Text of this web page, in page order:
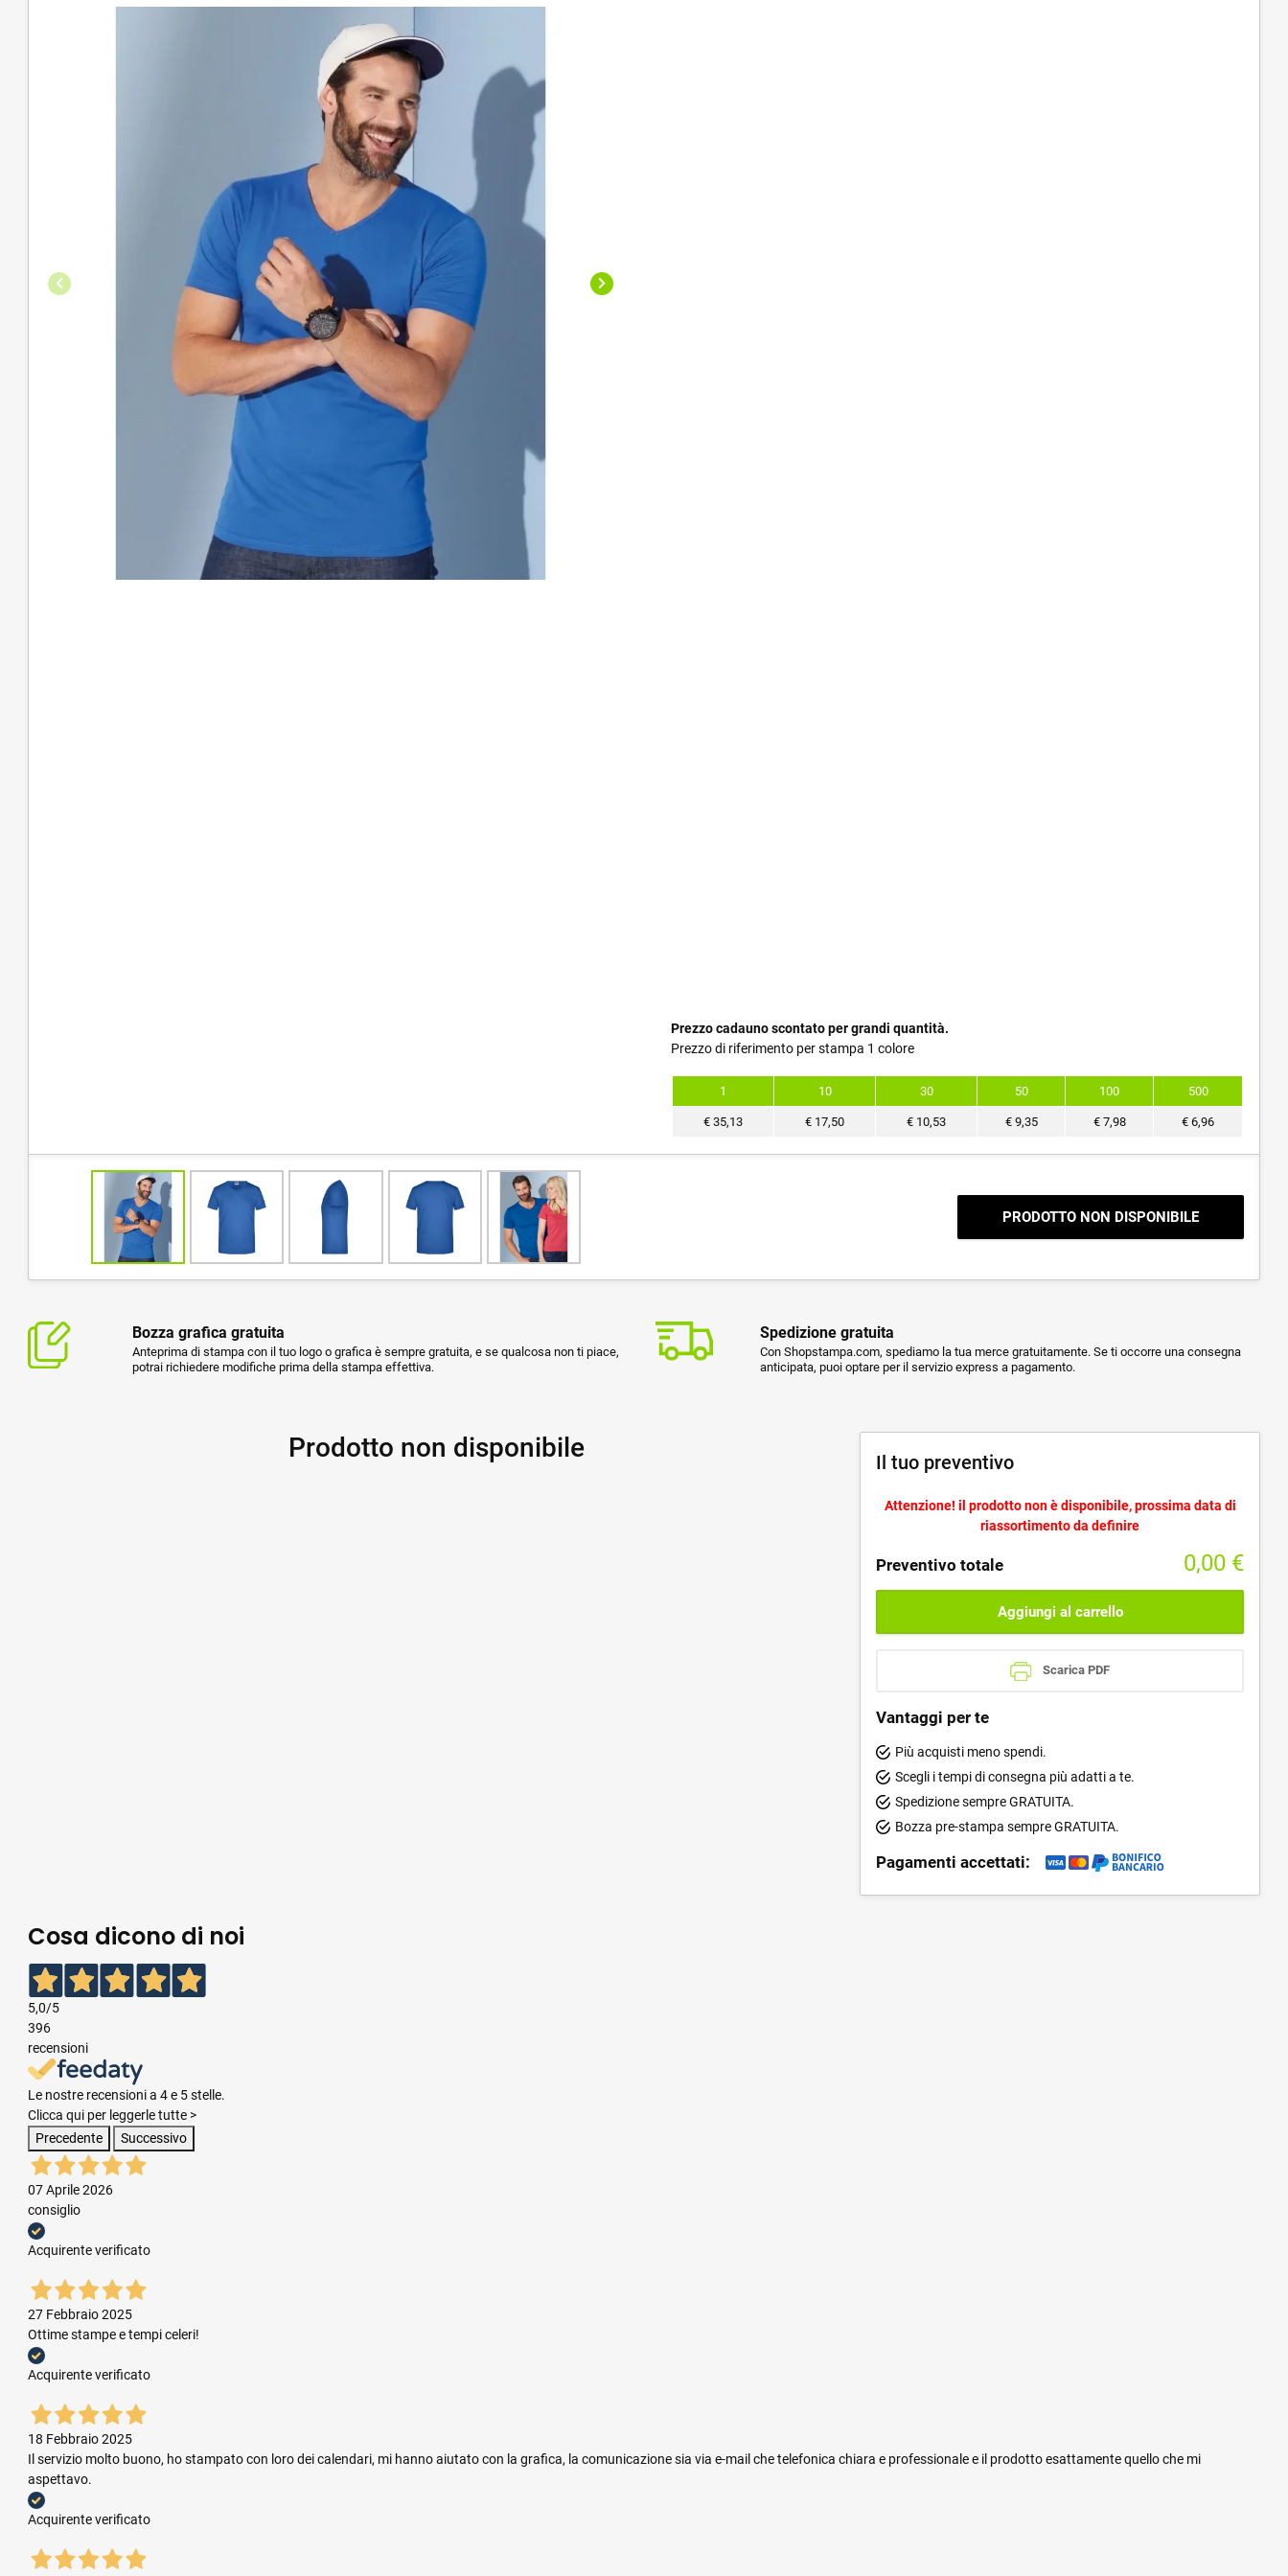
Prezzo cadauno scontato per grandi quantità.
Prezzo di riferimento per stampa 1 colore
1 10 30 50 100 500
€ 35,13 € 17,50 € 10,53 € 9,35 € 7,98 € 6,96
PRODOTTO NON DISPONIBILE
Bozza grafica gratuita
Anteprima di stampa con il tuo logo o grafica è sempre gratuita, e se qualcosa non ti piace,
potrai richiedere modifiche prima della stampa effettiva.
Spedizione gratuita
Con Shopstampa.com, spediamo la tua merce gratuitamente. Se ti occorre una consegna
anticipata, puoi optare per il servizio express a pagamento.
Prodotto non disponibile Il tuo preventivo
Attenzione! il prodotto non è disponibile, prossima data di
riassortimento da definire
Preventivo totale 0,00 €
Aggiungi al carrello
Scarica PDF
Vantaggi per te
Più acquisti meno spendi.
Scegli i tempi di consegna più adatti a te.
Spedizione sempre GRATUITA.
Bozza pre-stampa sempre GRATUITA.
Pagamenti accettati:
Cosa dicono di noi
5,0/5
396
recensioni
Le nostre recensioni a 4 e 5 stelle.
Clicca qui per leggerle tutte >
Precedente
Successivo
07 Aprile 2026
consiglio
Acquirente verificato
27 Febbraio 2025
Ottime stampe e tempi celeri!
Acquirente verificato
18 Febbraio 2025
Il servizio molto buono, ho stampato con loro dei calendari, mi hanno aiutato con la grafica, la comunicazione sia via e-mail che telefonica chiara e professionale e il prodotto esattamente quello che mi
aspettavo.
Acquirente verificato